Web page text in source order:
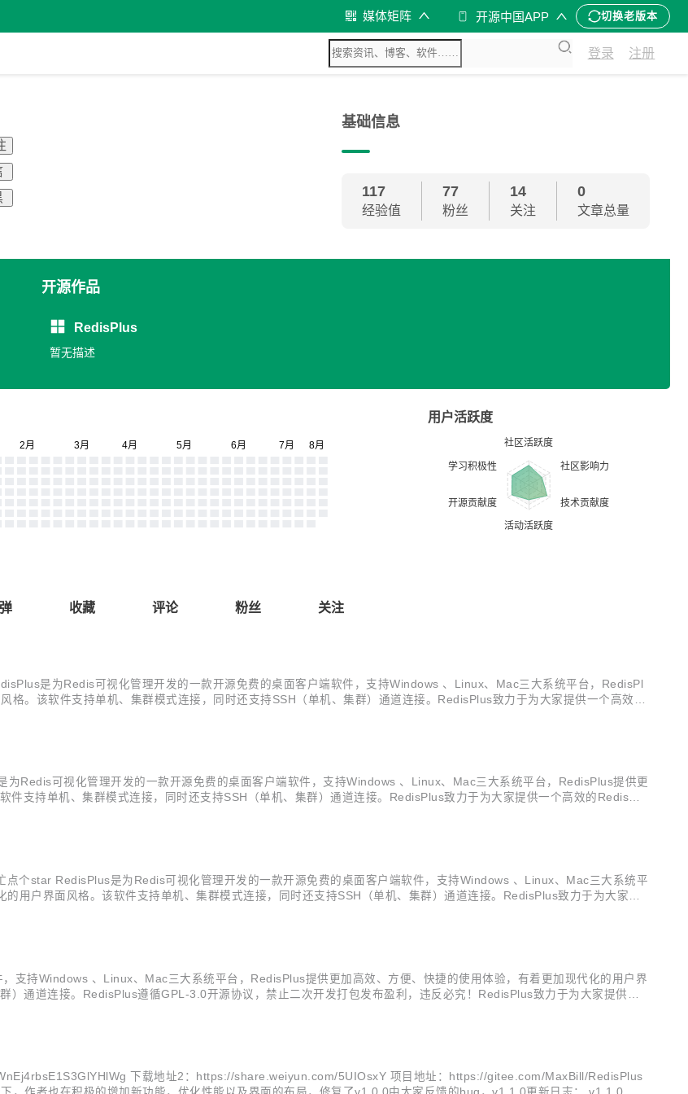
媒体矩阵 开源中国APP 切换老版本
登录 注册
基础信息
117
经验值
77
粉丝
14
关注
0
文章总量
开源作品
RedisPlus
暂无描述
用户活跃度
收藏 评论 粉丝 关注
是为Redis可视化管理开发的一款开源免费的桌面客户端软件，支持Windows 、Linux、Mac三大系统平台，RedisPl
格。该软件支持单机、集群模式连接，同时还支持SSH（单机、集群）通道连接。RedisPlus致力于为大家提供一个高效的
Redis可视化管理开发的一款开源免费的桌面客户端软件，支持Windows 、Linux、Mac三大系统平台，RedisPlus提供更
件支持单机、集群模式连接，同时还支持SSH（单机、集群）通道连接。RedisPlus致力于为大家提供一个高效的Redis可
个star RedisPlus是为Redis可视化管理开发的一款开源免费的桌面客户端软件，支持Windows 、Linux、Mac三大系统平
用户界面风格。该软件支持单机、集群模式连接，同时还支持SSH（单机、集群）通道连接。RedisPlus致力于为大家提
支持Windows 、Linux、Mac三大系统平台，RedisPlus提供更加高效、方便、快捷的使用体验，有着更加现代化的用户界
）通道连接。RedisPlus遵循GPL-3.0开源协议，禁止二次开发打包发布盈利，违反必究！RedisPlus致力于为大家提供一
下载地址2：https://share.weiyun.com/5UIOsxY 项目地址：https://gitee.com/MaxBill/RedisPlus